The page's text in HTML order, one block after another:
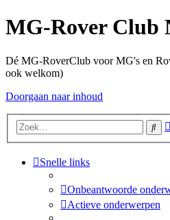
MG-Rover Club
Dé MG-RoverClub voor MG's en
ook welkom)
Doorgaan naar inhoud
Zoek
Snelle links
Onbeantwoorde
Actieve onderwerpen